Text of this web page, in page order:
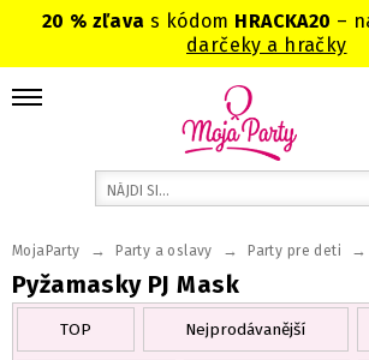
20 % zľavas kódom HRACKA20 –
darčeky a hračky
Pyžamasky PJ Mask
MojaParty → Party a oslavy → Party pre deti →
TOP Nejprodávanější